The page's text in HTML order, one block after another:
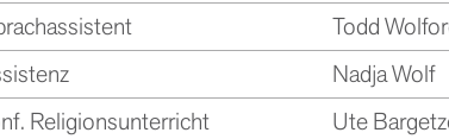
Todd
Nadja Wolf
Religionsunterricht
Ute